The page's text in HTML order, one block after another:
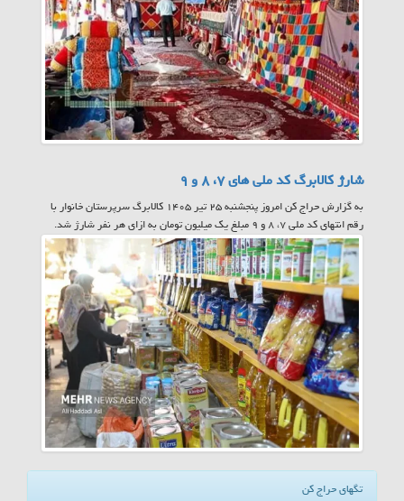
شارژ کالابرگ کد ملی های ۷، ۸ و ۹
به گزارش حراج کن امروز پنجشنبه ۲۵ تیر ۱۴۰۵ کالابرگ سرپرستان خانوار با
رقم انتهای کد ملی ۷، ۸ و ۹ مبلغ یک میلیون تومان به ازای هر نفر شارژ شد.
تگهای حراج کن